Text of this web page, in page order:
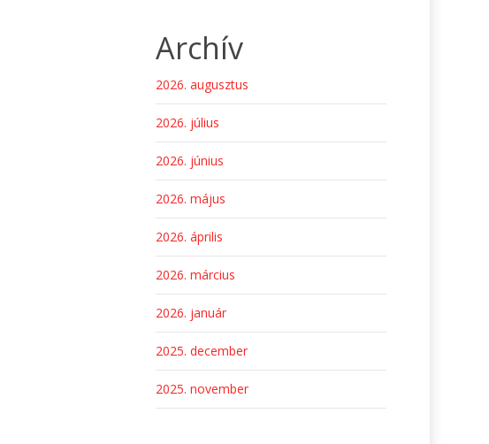
Archív
2026. augusztus
2026. július
2026. június
2026. május
2026. április
2026. március
2026. január
2025. december
2025. november